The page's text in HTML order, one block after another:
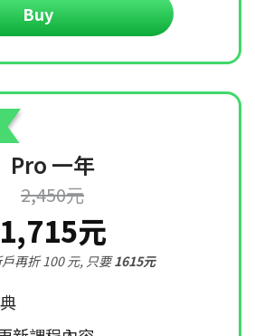
Buy
Pro 一年
2,450元
1,715元
戶再折 100 元, 只要1615元